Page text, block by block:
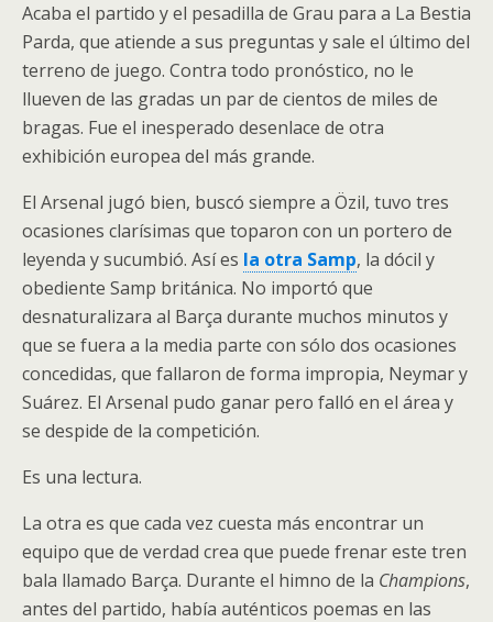
Acaba el partido y el pesadilla de Grau para a La Bestia
Parda, que atiende a sus preguntas y sale el último del
terreno de juego. Contra todo pronóstico, no le
llueven de las gradas un par de cientos de miles de
bragas. Fue el inesperado desenlace de otra
exhibición europea del más grande.
El Arsenal jugó bien, buscó siempre a Özil, tuvo tres
ocasiones clarísimas que toparon con un portero de
leyenda y sucumbió. Así es la otra Samp, la dócil y
obediente Samp británica. No importó que
desnaturalizara al Barça durante muchos minutos y
que se fuera a la media parte con sólo dos ocasiones
concedidas, que fallaron de forma impropia, Neymar y
Suárez. El Arsenal pudo ganar pero falló en el área y
se despide de la competición.
Es una lectura.
La otra es que cada vez cuesta más encontrar un
equipo que de verdad crea que puede frenar este tren
bala llamado Barça. Durante el himno de la Champions,
antes del partido, había auténticos poemas en las